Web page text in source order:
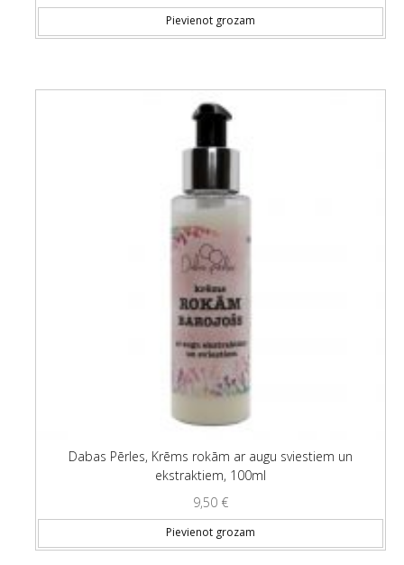
Pievienot grozam
Dabas Pērles, Krēms rokām ar augu sviestiem un
ekstraktiem, 100ml
9,50 €
Pievienot grozam